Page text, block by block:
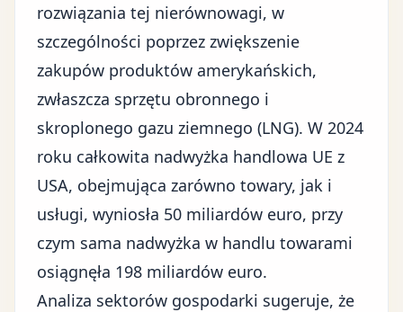
rozwiązania tej nierównowagi, w
szczególności poprzez zwiększenie
zakupów produktów amerykańskich,
zwłaszcza sprzętu obronnego i
skroplonego gazu ziemnego (LNG). W 2024
roku całkowita nadwyżka handlowa UE z
USA, obejmująca zarówno towary, jak i
usługi, wyniosła 50 miliardów euro, przy
czym sama nadwyżka w handlu towarami
osiągnęła 198 miliardów euro.
Analiza sektorów gospodarki sugeruje, że